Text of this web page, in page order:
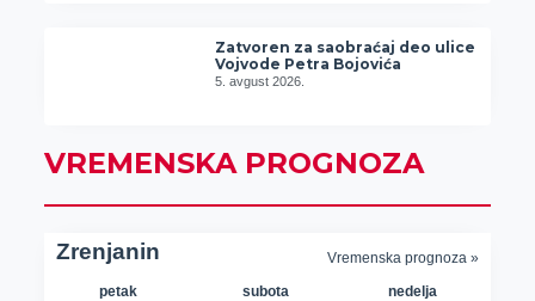
Zatvoren za saobraćaj deo ulice
Vojvode Petra Bojovića
5. avgust 2026.
VREMENSKA PROGNOZA